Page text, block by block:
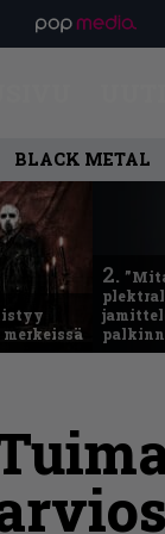
BLACK METAL
2.